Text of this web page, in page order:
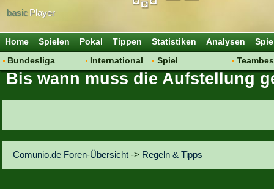
basicPlayer
Home Spielen Pokal Tippen Statistiken Analysen
Bundesliga
Hot News
Vereinsfragen
International
Vereine
Spiel
Regeln & Tipps
Bis wann muss die Aufstellung
Comunio.de Foren-Übersicht -> Regeln & Tipps